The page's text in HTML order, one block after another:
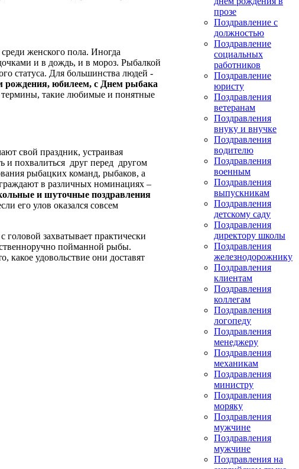
женского пола. Иногда
и в дождь, и в мороз. Рыбалкой
статуса. Для большинства людей -
рождения, юбилеем, с Днем рыбака
термины, такие любимые и понятные
свой праздник, устраивая
похвалиться друг перед другом
рыбацких команд, рыбаков, а
в различных номинациях –
и шуточные поздравления
его улов оказался совсем
захватывает практически
пойманной рыбы.
какое удовольствие они доставят
прозе
Поздравление с
должностью
Поздравление
социальных
работников
Поздравление
юристу
Поздравления
ветеранам
Поздравления
внуку и внучке
Поздравления
водителю
Поздравления
военным
Поздравления
выпускникам
Поздравления
детскому саду
Поздравления
директору школы
Поздравления
железнодорожнику
Поздравления
клиентам
Поздравления
коллегам
Поздравления
логопеду
Поздравления
менеджеру
Поздравления
механикам
Поздравления
министру
Поздравления
моряку
Поздравления
мужчине
Поздравления
мужчине
Поздравления на